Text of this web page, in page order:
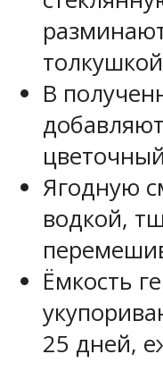
В
Ягодную
водкой,
Ёмкость
25 дней,